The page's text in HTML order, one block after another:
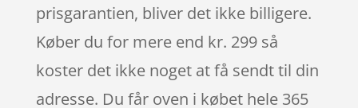
prisgarantien, bliver det ikke billigere.
Køber du for mere end kr. 299 så
koster det ikke noget at få sendt til din
adresse. Du får oven i købet hele 365